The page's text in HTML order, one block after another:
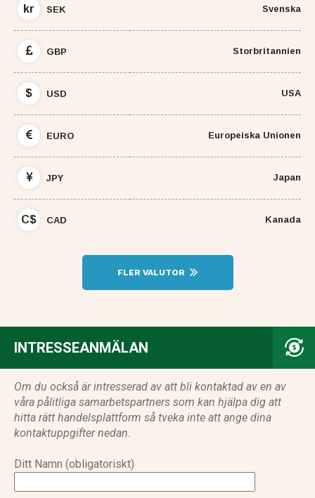
kr SEK Svenska
GBP Storbritannien
$ USD USA
EURO Europeiska Unionen
JPY Japan
C$ CAD Kanada
FLER VALUTOR
INTRESSEANMÄLAN
Om du också är intresserad av att bli kontaktad av en av
våra pålitliga samarbetspartners som kan hjälpa dig att
hitta rätt handelsplattform så tveka inte att ange dina
kontaktuppgifter nedan.
Ditt Namn (obligatoriskt)